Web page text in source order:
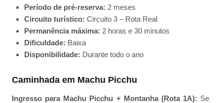
Período de pré-reserva: 2 meses
Circuito turístico: Circuito 3 – Rota Real
Permanência máxima: 2 horas e 30 minutos
Dificuldade: Baixa
Disponibilidade: Durante todo o ano
Caminhada em Machu Picchu
Ingresso para Machu Picchu + Montanha (Rota 1A): Se